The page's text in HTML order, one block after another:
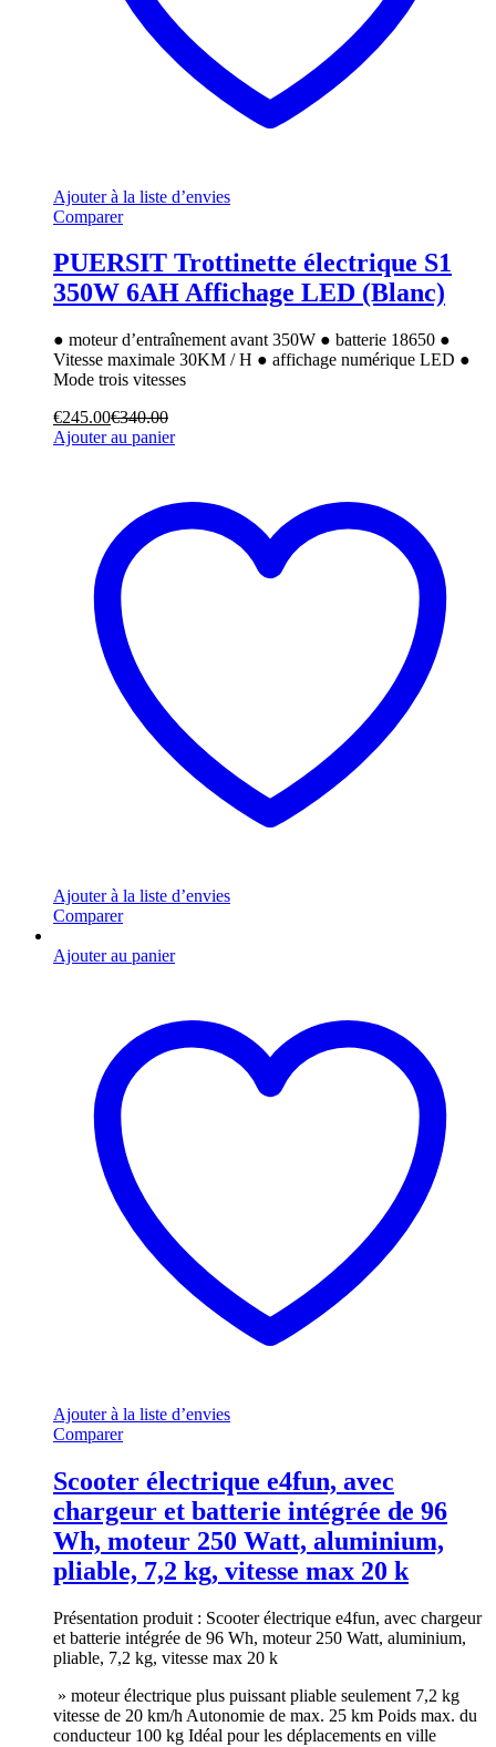
Ajouter à la liste d’envies
Comparer
PUERSIT Trottinette électrique S1
350W 6AH Affichage LED (Blanc)
● moteur d’entraînement avant 350W ● batterie 18650 ●
Vitesse maximale 30KM / H ● affichage numérique LED ●
Mode trois vitesses
€245.00€340.00
Ajouter au panier
Ajouter à la liste d’envies
Comparer
Ajouter au panier
Ajouter à la liste d’envies
Comparer
Scooter électrique e4fun, avec
chargeur et batterie intégrée de 96
Wh, moteur 250 Watt, aluminium,
pliable, 7,2 kg, vitesse max 20 k
Présentation produit : Scooter électrique e4fun, avec chargeur
et batterie intégrée de 96 Wh, moteur 250 Watt, aluminium,
pliable, 7,2 kg, vitesse max 20 k
» moteur électrique plus puissant pliable seulement 7,2 kg
vitesse de 20 km/h Autonomie de max. 25 km Poids max. du
conducteur 100 kg Idéal pour les déplacements en ville